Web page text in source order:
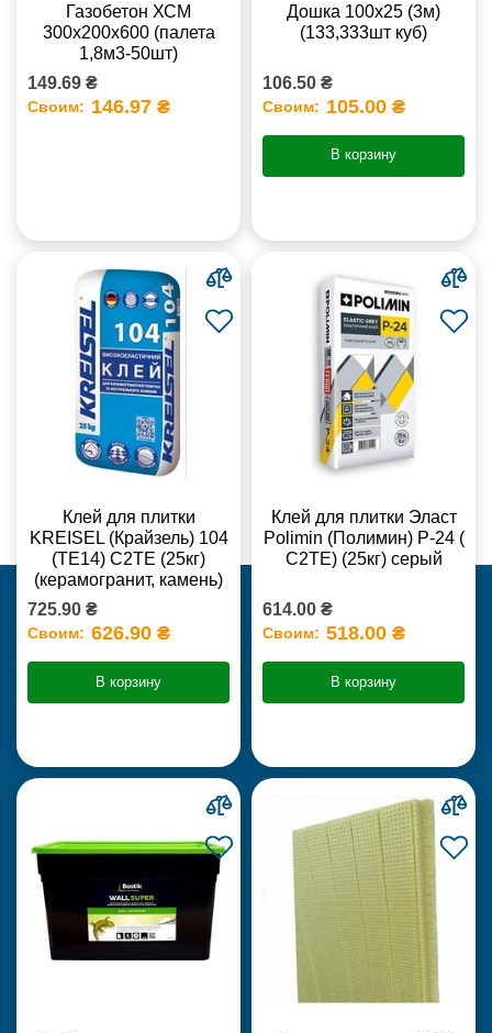
Газобетон ХСМ
300x200x600 (палета
1,8м3-50шт)
149.69 ₴
Своим: 146.97 ₴
Дошка 100х25 (3м)
(133,333шт куб)
106.50 ₴
Своим: 105.00 ₴
В корзину
Клей для плитки
KREISEL (Крайзель) 104
(ТЕ14) С2TE (25кг)
(керамогранит, камень)
725.90 ₴
Своим: 626.90 ₴
В корзину
Клей для плитки Эласт
Polimin (Полимин) Р-24 (
С2ТЕ) (25кг) серый
614.00 ₴
Своим: 518.00 ₴
В корзину